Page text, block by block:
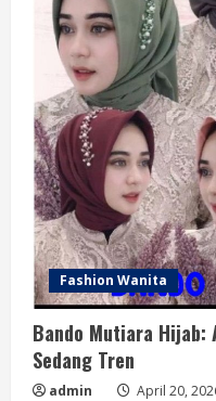
3
4
dan
5
Cara
dan
Fashion Wanita
Bando Mutiara Hijab:
Sedang Tren
admin April 20,